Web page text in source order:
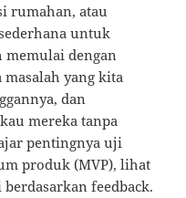
rumahan, atau
untuk
memulai dengan
yang kita
dan
mereka tanpa
pentingnya uji
produk (MVP), lihat
feedback.